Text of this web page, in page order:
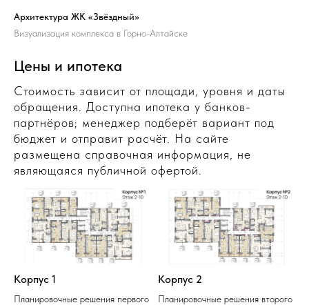
Архитектура ЖК «Звёздный»
Визуализация комплекса в Горно-Алтайске
Цены и ипотека
Стоимость зависит от площади, уровня и даты
обращения. Доступна ипотека у банков-
партнёров; менеджер подберёт вариант под
бюджет и отправит расчёт. На сайте
размещена справочная информация, не
являющаяся публичной офертой.
Корпус 1
Планировочные решения первого
Корпус 2
Планировочные решения второго